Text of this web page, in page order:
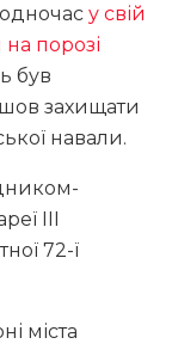
у свій
порозі
був
захищати
навали.
ІІІ
72-ї
міста